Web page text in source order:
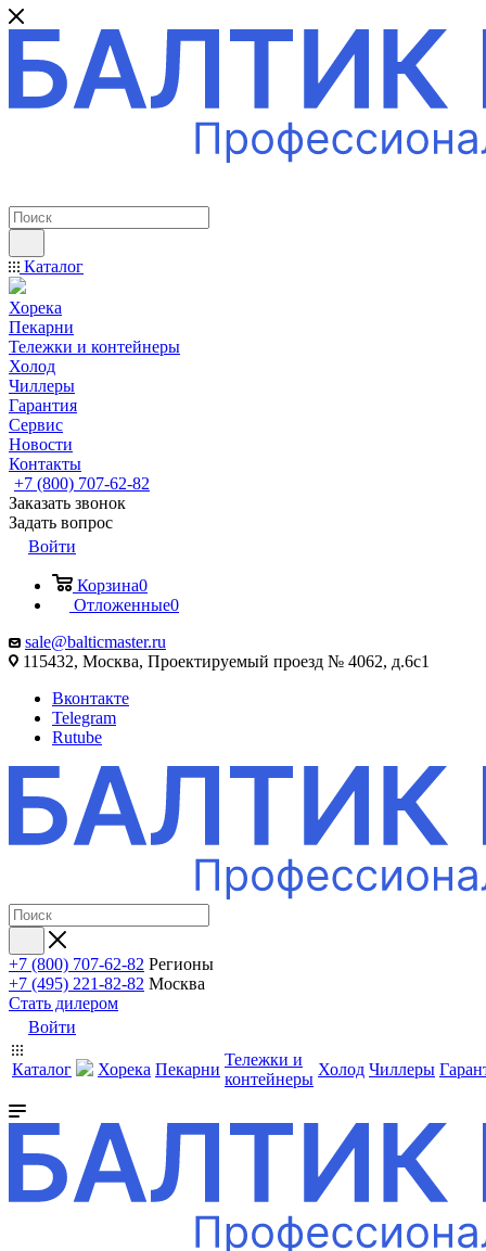
Каталог
Хорека
Пекарни
Тележки и контейнеры
Холод
Чиллеры
Гарантия
Сервис
Новости
Контакты
+7 (800) 707-62-82
Заказать звонок
Задать вопрос
Войти
Корзина0
Отложенные0
sale@balticmaster.ru
115432, Москва, Проектируемый проезд № 4062, д.6с1
Вконтакте
Telegram
Rutube
+7 (800) 707-62-82 Регионы
+7 (495) 221-82-82 Москва
Стать дилером
Войти
Каталог Хорека Пекарни
Тележки и
контейнеры
Холод Чиллеры